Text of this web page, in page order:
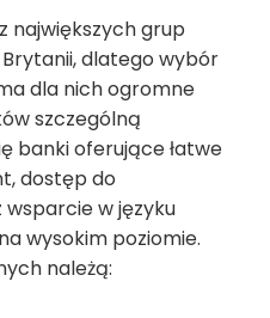
największych grup
dlatego wybór
dla nich ogromne
szczególną
banki oferujące łatwe
dostęp do
w języku
wysokim poziomie.
należą: